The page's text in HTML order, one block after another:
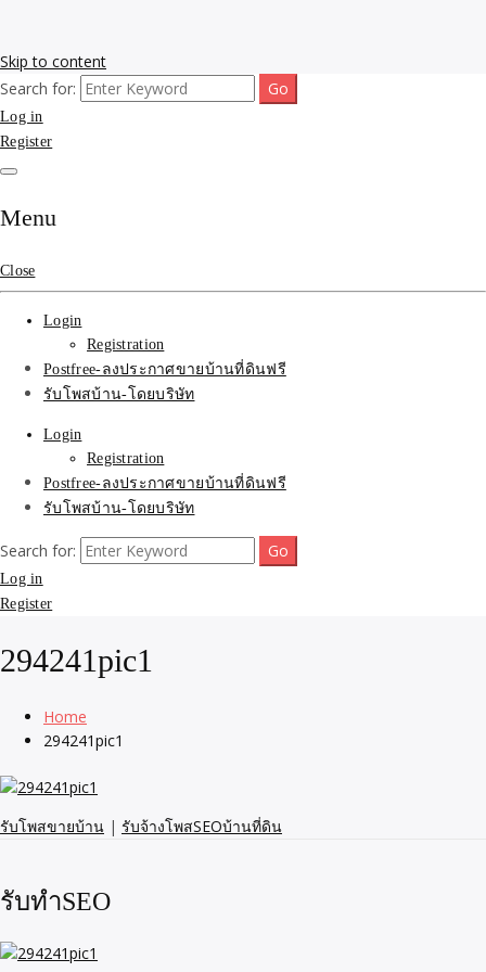
Skip to content
รับจ้างโพสขายบ้าน ติดAI
Search รับทำSEOรายเดือน
ติดหน้า1google ราคาถูก
มาก SEOขายของ บ้าน
ที่ดินฟรีประกาศ ที่เดียวใน
เมืองไทย
รับโพสต์เว็บขายบ้าน อสังหา ทำSEOรายเดือนราคาถูก เน้นติดAI โพสต์
ประกาศบ้านที่ดินฟรี SEOขายบ้าน รับจ้างโพสต์บ้านที่ดินติดหน้า1goolge
ราคาถูกที่สุด ฟรีลงประกาศอสังหา รับทำSEOขายสินค้า
Search for:
Log in
Register
Menu
Close
Login
Registration
Postfree-ลงประกาศขายบ้านที่ดินฟรี
รับโพสบ้าน-โดยบริษัท
Login
Registration
Postfree-ลงประกาศขายบ้านที่ดินฟรี
รับโพสบ้าน-โดยบริษัท
Search for:
Log in
Register
294241pic1
Home
294241pic1
รับโพสขายบ้าน | รับจ้างโพสSEOบ้านที่ดิน
รับทำSEO